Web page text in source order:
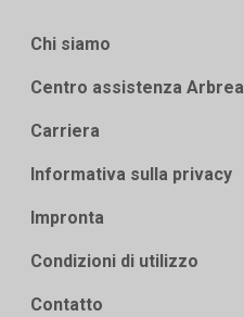
Chi siamo
Centro assistenza Arbrea
Carriera
Informativa sulla privacy
Impronta
Condizioni di utilizzo
Contatto